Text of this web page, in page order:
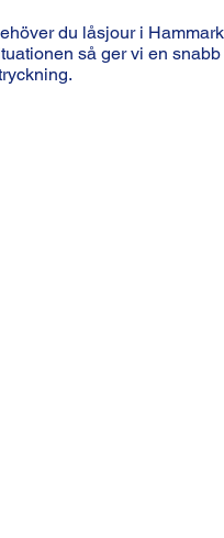
du låsjour i
så ger vi en